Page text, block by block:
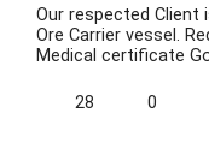
Our respected Client
Ore Carrier vessel.
Medical certificate
28 0